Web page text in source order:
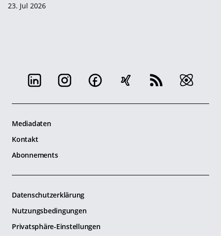
23. Jul 2026
Mediadaten
Kontakt
Abonnements
Datenschutzerklärung
Nutzungsbedingungen
Privatsphäre-Einstellungen